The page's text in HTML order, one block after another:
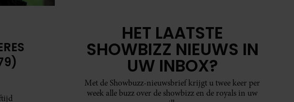
HET LAATSTE
SHOWBIZZ NIEUWS IN
UW INBOX?
Met de Showbuzz-nieuwsbrief krijgt u twee keer per
week alle buzz over de showbizz en de royals in uw